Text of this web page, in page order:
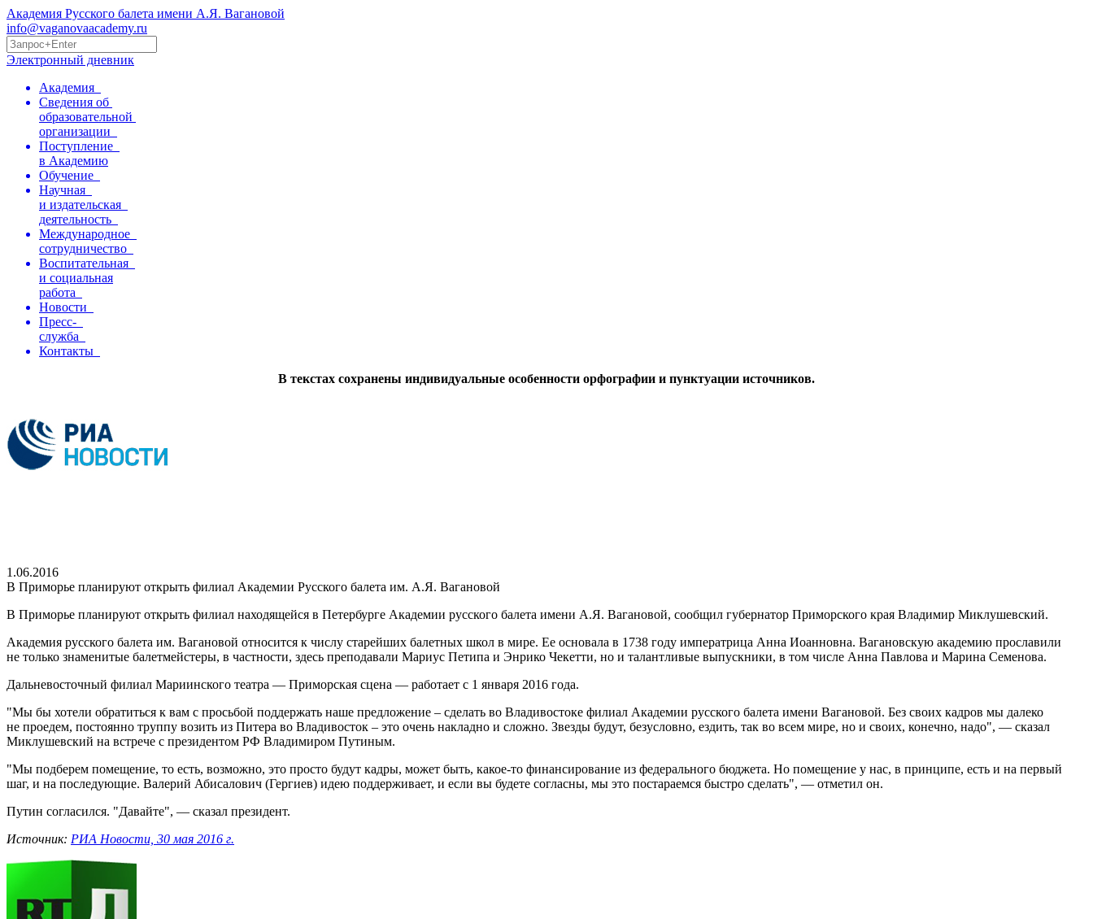
Академия Русского балета имени А.Я. Вагановой
info@vaganovaacademy.ru
Электронный дневник
Академия
Сведения об
образовательной
организации
Поступление
в Академию
Обучение
Научная
и издательская
деятельность
Международное
сотрудничество
Воспитательная
и социальная
работа
Новости
Пресс-
служба
Контакты
В текстах сохранены индивидуальные особенности орфографии и пунктуации источников.
1.06.2016
В Приморье планируют открыть филиал Академии Русского балета им. А.Я. Вагановой
В Приморье планируют открыть филиал находящейся в Петербурге Академии русского балета имени А.Я. Вагановой, сообщил губернатор Приморского края Владимир Миклушевский.
Академия русского балета им. Вагановой относится к числу старейших балетных школ в мире. Ее основала в 1738 году императрица Анна Иоанновна. Вагановскую академию прославили
не только знаменитые балетмейстеры, в частности, здесь преподавали Мариус Петипа и Энрико Чекетти, но и талантливые выпускники, в том числе Анна Павлова и Марина Семенова.
Дальневосточный филиал Мариинского театра — Приморская сцена — работает с 1 января 2016 года.
"Мы бы хотели обратиться к вам с просьбой поддержать наше предложение – сделать во Владивостоке филиал Академии русского балета имени Вагановой. Без своих кадров мы далеко
не проедем, постоянно труппу возить из Питера во Владивосток – это очень накладно и сложно. Звезды будут, безусловно, ездить, так во всем мире, но и своих, конечно, надо", — сказал
Миклушевский на встрече с президентом РФ Владимиром Путиным.
"Мы подберем помещение, то есть, возможно, это просто будут кадры, может быть, какое-то финансирование из федерального бюджета. Но помещение у нас, в принципе, есть и на первый
шаг, и на последующие. Валерий Абисалович (Гергиев) идею поддерживает, и если вы будете согласны, мы это постараемся быстро сделать", — отметил он.
Путин согласился. "Давайте", — сказал президент.
Источник: РИА Новости, 30 мая 2016 г.